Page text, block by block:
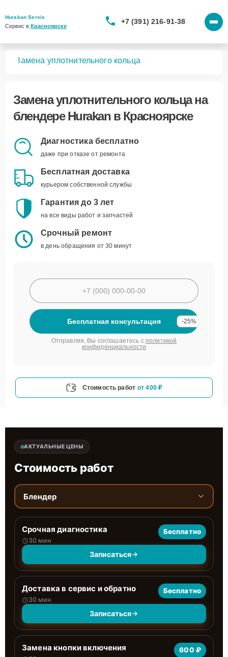
Hurakan Servis
Сервис в Красноярске
+7 (391) 216-91-38
Замена уплотнительного кольца
Замена уплотнительного кольцана
блендере Hurakan в Красноярске
Диагностика бесплатно
даже при отказе от ремонта
Бесплатная доставка
курьером собственной службы
Гарантия до 3 лет
на все виды работ и запчастей
Срочный ремонт
в день обращения от 30 минут
Бесплатная консультация -25%
Отправляя, Вы соглашаетесь с политикой
конфиденциальности
Стоимость работ от 400 ₽
АКТУАЛЬНЫЕ ЦЕНЫ
Стоимость работ
Блендер
Срочная диагностика
30 мин
Бесплатно
Записаться
Доставка в сервис и обратно
30 мин
Бесплатно
Записаться
Замена кнопки включения 600 ₽